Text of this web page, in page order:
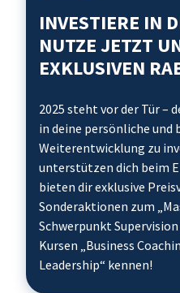
INVESTIERE IN
NUTZE JETZT
EXKLUSIVEN
2025 steht vor der Tür –
in deine persönliche und
Weiterentwicklung zu
unterstützen dich beim
bieten dir exklusive
Sonderaktionen zum
Schwerpunkt
Kursen „Business
Leadership“ kennen!